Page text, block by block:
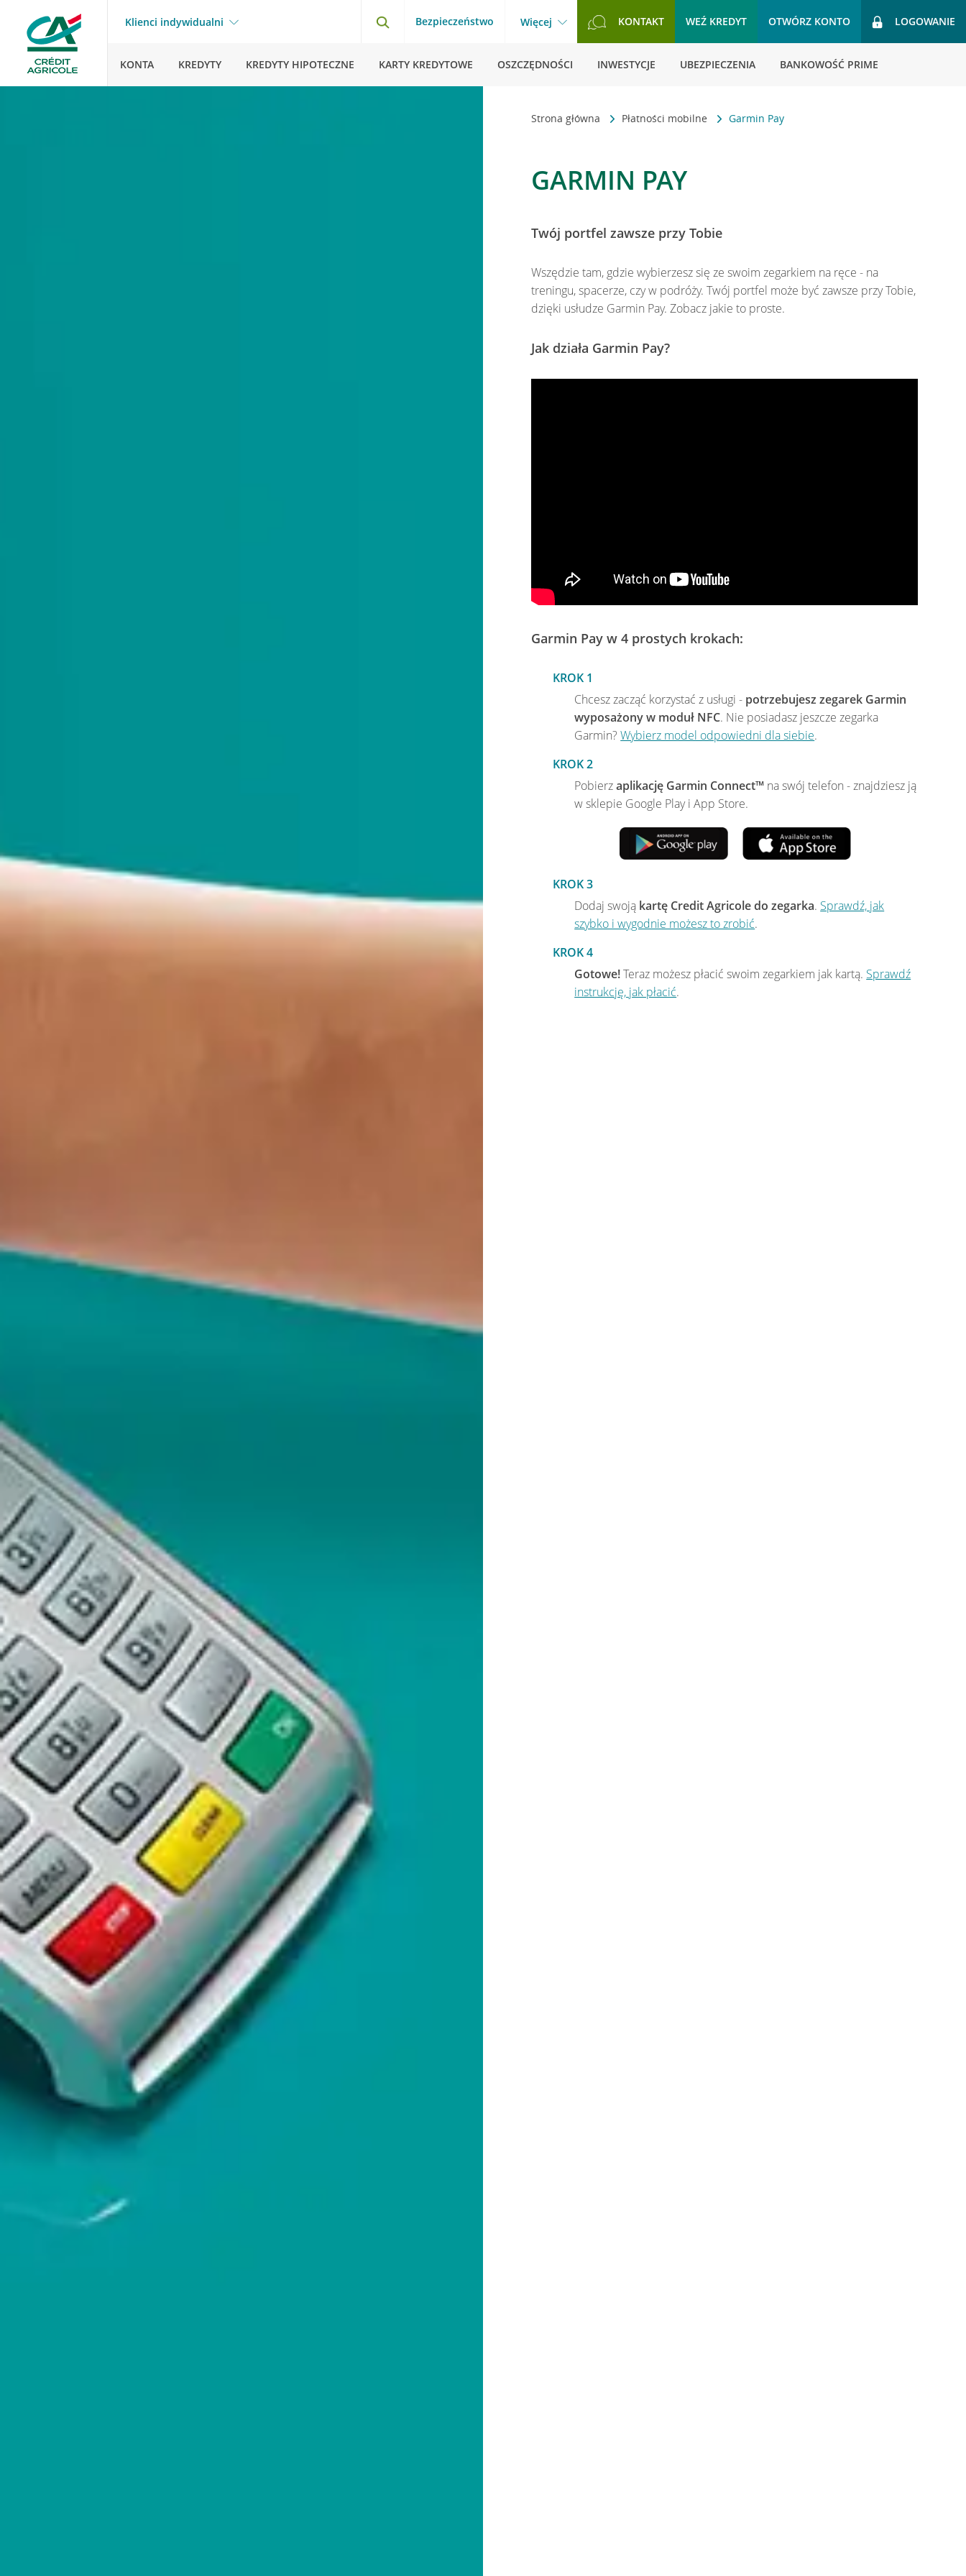
Klienci indywidualni Bezpieczeństwo Więcej KONTAKT WEŹ KREDYT OTWÓRZ KONTO LOGOWANIE
KONTA KREDYTY KREDYTY HIPOTECZNE KARTY KREDYTOWE OSZCZĘDNOŚCI INWESTYCJE UBEZPIECZENIA BANKOWOŚĆ PRIME
Strona główna Płatności mobilne Garmin Pay
GARMIN PAY
Twój portfel zawsze przy Tobie
Wszędzie tam, gdzie wybierzesz się ze swoim zegarkiem na ręce - na
treningu, spacerze, czy w podróży. Twój portfel może być zawsze przy Tobie,
dzięki usłudze Garmin Pay. Zobacz jakie to proste.
Jak działa Garmin Pay?
Garmin Pay w 4 prostych krokach:
KROK 1
Chcesz zacząć korzystać z usługi - potrzebujesz zegarek Garmin
wyposażony w moduł NFC. Nie posiadasz jeszcze zegarka
Garmin?Wybierz model odpowiedni dla siebie.
KROK 2
Pobierzaplikację Garmin Connect™ na swój telefon - znajdziesz ją
w sklepie Google Play i App Store.
KROK 3
Dodaj swoją kartę Credit Agricole do zegarka. Sprawdź, jak
szybko i wygodnie możesz to zrobić.
KROK 4
Gotowe!Teraz możesz płacić swoim zegarkiem jak kartą. Sprawdź
instrukcję, jak płacić.